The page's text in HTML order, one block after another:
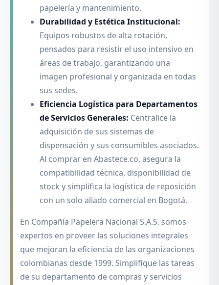
papelería y mantenimiento.
Durabilidad y Estética Institucional:
Equipos robustos de alta rotación,
pensados para resistir el uso intensivo en
áreas de trabajo, garantizando una
imagen profesional y organizada en todas
sus sedes.
Eficiencia Logística para Departamentos
de Servicios Generales: Centralice la
adquisición de sus sistemas de
dispensación y sus consumibles asociados.
Al comprar en Abastece.co, asegura la
compatibilidad técnica, disponibilidad de
stock y simplifica la logística de reposición
con un solo aliado comercial en Bogotá.
En Compañía Papelera Nacional S.A.S. somos
expertos en proveer las soluciones integrales
que mejoran la eficiencia de las organizaciones
colombianas desde 1999. Simplifique las tareas
de su departamento de compras y servicios